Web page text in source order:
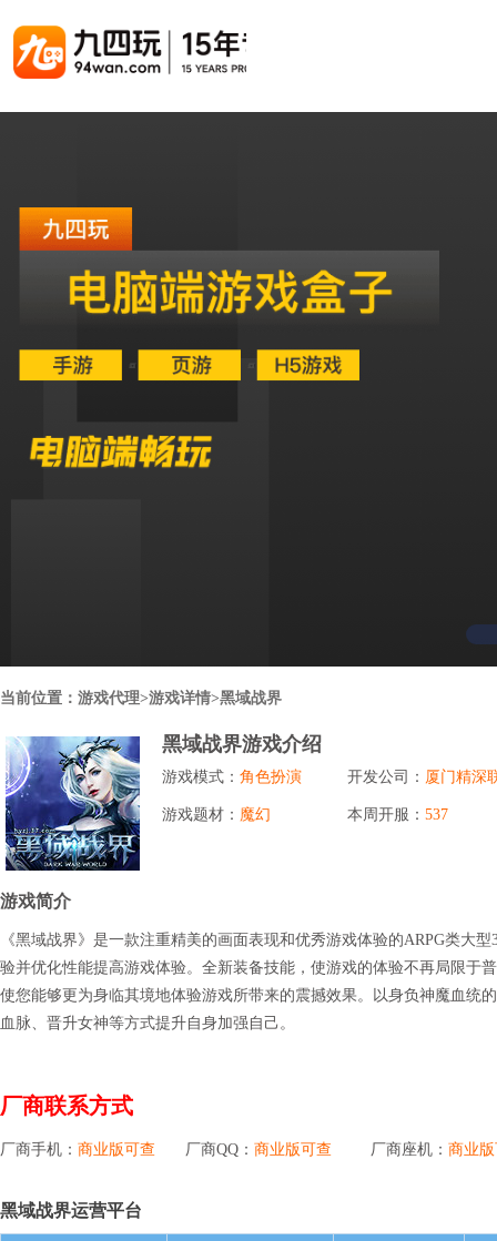
千款游戏任意运营
页游联运系统
PC官网、CPS系统…等
H5游戏联运系统
快速启动，无须下载在线即玩
游戏联运系统（海外版）
支持多国语言，多种国际支付
PC官网
全新 UI 界面，功能模块重新划分
游戏APP
游戏社区化运营，新版强势来袭
聚合盒子PC端
全新UI上线，引流新利器
手游列表
上千款游戏，款款吸金
H5游戏列表
页游列表
小程序游戏列表
变现模式多样(订单、礼物、招商加盟)
陪玩PC官网
自适应所有终端机型，引流更方便
陪玩APP
在线点单陪玩，语音聊天室...等
陪玩后台管理系统
一站式管理陪玩技师/订单/玩家数据...
游戏开播助手
原生开发，快速开播，数据互通
当前位置： 游戏代理>游戏详情>黑域战界
黑域战界游戏介绍
游戏模式： 角色扮演 开发公司： 厦门精深
游戏题材： 魔幻 本周开服： 537
游戏简介
《黑域战界》是一款注重精美的画面表现和优秀游戏体验的ARPG类大
验并优化性能提高游戏体验。全新装备技能，使游戏的体验不再局限于
使您能够更为身临其境地体验游戏所带来的震撼效果。以身负神魔血统
血脉、晋升女神等方式提升自身加强自己。
厂商联系方式
厂商手机： 商业版可查 厂商QQ： 商业版可查 厂商座机： 商业
黑域战界运营平台